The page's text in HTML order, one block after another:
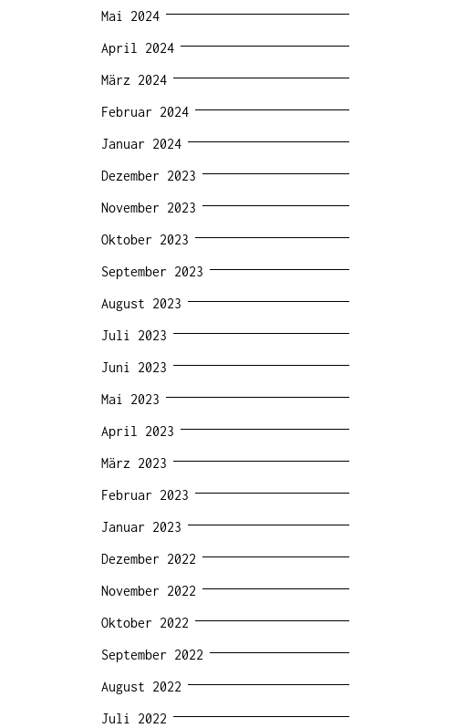
Mai 2024
April 2024
März 2024
Februar 2024
Januar 2024
Dezember 2023
November 2023
Oktober 2023
September 2023
August 2023
Juli 2023
Juni 2023
Mai 2023
April 2023
März 2023
Februar 2023
Januar 2023
Dezember 2022
November 2022
Oktober 2022
September 2022
August 2022
Juli 2022